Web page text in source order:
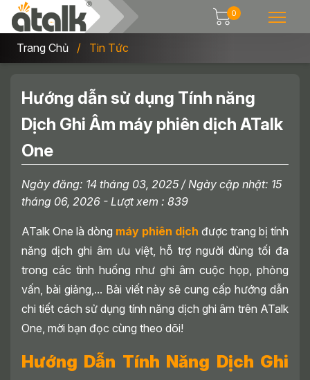
0
Trang Chủ Tin Tức
Hướng dẫn sử dụng Tính năng
Dịch Ghi Âm máy phiên dịch ATalk
One
Ngày đăng: 14 tháng 03, 2025 / Ngày cập nhật: 15
tháng 06, 2026 - Lượt xem : 839
ATalk One là dòng máy phiên dịch được trang bị tính
năng dịch ghi âm ưu việt, hỗ trợ người dùng tối đa
trong các tình huống như ghi âm cuộc họp, phỏng
vấn, bài giảng,... Bài viết này sẽ cung cấp hướng dẫn
chi tiết cách sử dụng tính năng dịch ghi âm trên ATalk
One, mời bạn đọc cùng theo dõi!
Hướng Dẫn Tính Năng Dịch Ghi